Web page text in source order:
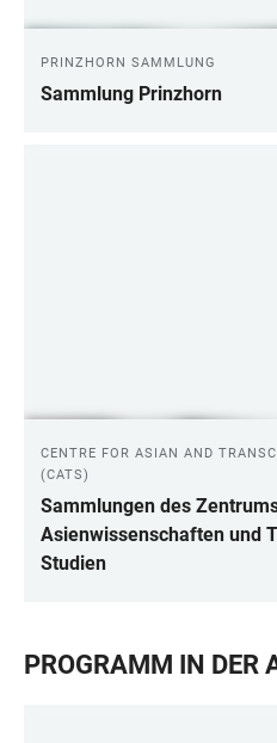
PRINZHORN SAMMLUNG
Sammlung Prinzhorn
CENTRE FOR ASIAN AND
(CATS)
Sammlungen des
Asienwissenschaften und
Studien
PROGRAMM IN DER